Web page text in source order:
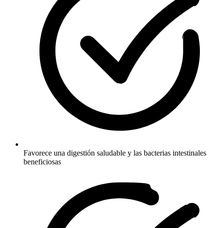
Favorece una digestión saludable y las bacterias intestinales
beneficiosas